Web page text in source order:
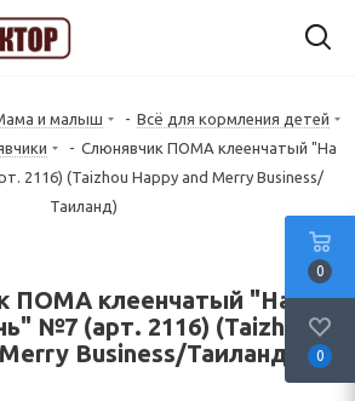
и малыш - Всё для кормления детей
- Слюнявчик ПОМА клеенчатый "На
2116) (Taizhou Happy and Merry Business/
Таиланд)
ПОМА клеенчатый "На
№7 (арт. 2116) (Taizhou
Business/Таиланд)
0
0